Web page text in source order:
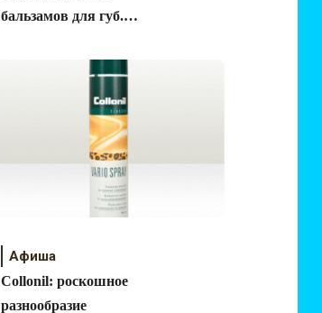
бальзамов для губ.
Афиша
Collonil: роскошное
разнообразие